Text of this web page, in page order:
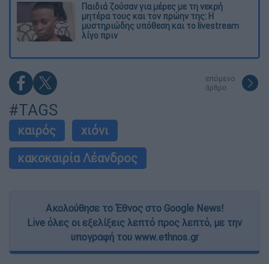
Παιδιά ζούσαν για μέρες με τη νεκρή
μητέρα τους και τον πρώην της: Η
μυστηριώδης υπόθεση και το livestream
λίγο πριν
επόμενο
άρθρο
#TAGS
καιρός
χιόνι
κακοκαιρία Λέανδρος
Ακολούθησε το Έθνος στο Google News!
Live όλες οι εξελίξεις λεπτό προς λεπτό, με την
υπογραφή του www.ethnos.gr